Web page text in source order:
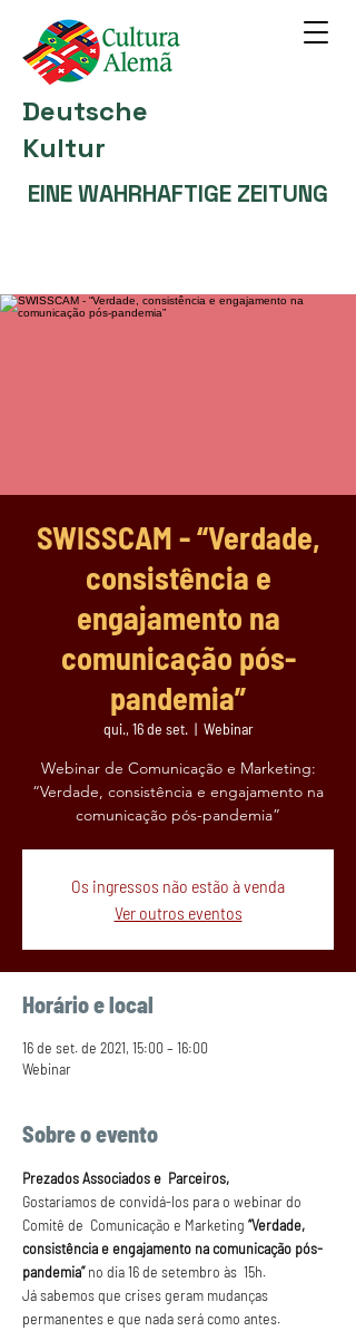
Deutsche
Kultur
EINE WAHRHAFTIGE ZEITUNG
SWISSCAM - “Verdade,
consistência e
engajamento na
comunicação pós-
pandemia”
qui., 16 de set.
  |
Webinar
Webinar de Comunicação e Marketing:
“Verdade, consistência e engajamento na
comunicação pós-pandemia”
Os ingressos não estão à venda
Ver outros eventos
Horário e local
16 de set. de 2021, 15:00 – 16:00
Webinar
Sobre o evento
Prezados Associados e  Parceiros,
Gostaríamos de convidá-los para o webinar do
Comitê de  Comunicação e Marketing “Verdade,
consistência e engajamento na comunicação pós-
pandemia” no dia 16 de setembro às  15h.
Já sabemos que crises geram mudanças
permanentes e que nada será como antes.